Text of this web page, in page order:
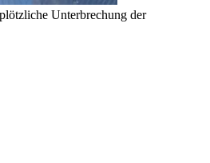
Unterbrechung der